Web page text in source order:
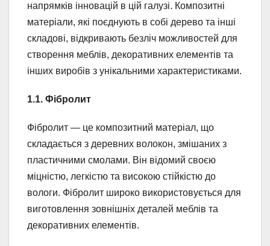
напрямків інновацій в цій галузі. Композитні
матеріали, які поєднують в собі дерево та інші
складові, відкривають безліч можливостей для
створення меблів, декоративних елементів та
інших виробів з унікальними характеристиками.
1.1. Фібролит
Фібролит — це композитний матеріал, що
складається з деревних волокон, змішаних з
пластичними смолами. Він відомий своєю
міцністю, легкістю та високою стійкістю до
вологи. Фібролит широко використовується для
виготовлення зовнішніх деталей меблів та
декоративних елементів.